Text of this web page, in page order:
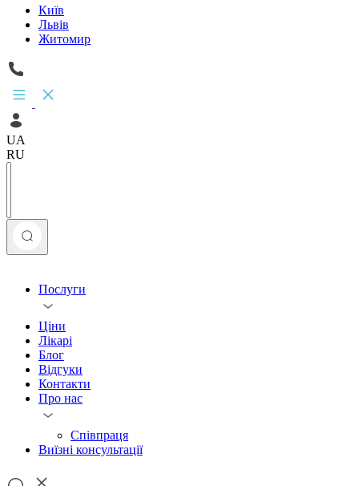
Київ
Львів
Житомир
UA
RU
Послуги
Ціни
Лікарі
Блог
Відгуки
Контакти
Про нас
Співпраця
Виїзні консультації